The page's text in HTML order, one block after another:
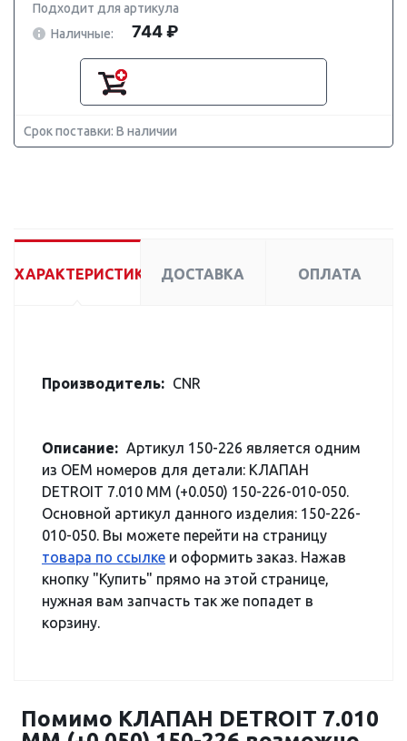
Подходит для артикула
Наличные:
744 ₽
Срок поставки: В наличии
ХАРАКТЕРИСТИКИ ДОСТАВКА ОПЛАТА
Производитель: CNR
Описание: Артикул 150-226 является одним
из OEM номеров для детали: КЛАПАН
DETROIT 7.010 ММ (+0.050) 150-226-010-050.
Основной артикул данного изделия: 150-226-
010-050. Вы можете перейти на страницу
товара по ссылке и оформить заказ. Нажав
кнопку "Купить" прямо на этой странице,
нужная вам запчасть так же попадет в
корзину.
Помимо КЛАПАН DETROIT 7.010